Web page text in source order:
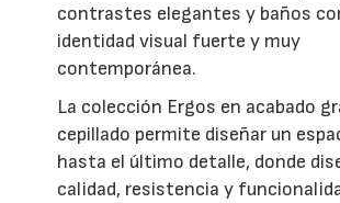
contrastes elegantes y baños
identidad visual fuerte y muy
contemporánea.
La colección Ergos en acabado
cepillado permite diseñar un
hasta el último detalle, donde
calidad, resistencia y